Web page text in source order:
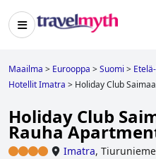
Maailma > Eurooppa >Suomi >
Hotellit Imatra > Holiday Club
Holiday Club
Rauha
Imatra,